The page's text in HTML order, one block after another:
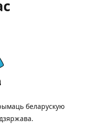
беларускую